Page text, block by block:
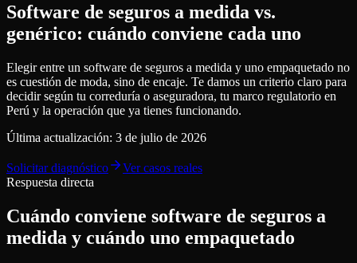
Software de seguros a medida vs.
genérico: cuándo conviene cada uno
Elegir entre un software de seguros a medida y uno empaquetado no
es cuestión de moda, sino de encaje. Te damos un criterio claro para
decidir según tu correduría o aseguradora, tu marco regulatorio en
Perú y la operación que ya tienes funcionando.
Última actualización: 3 de julio de 2026
Solicitar diagnóstico
Ver casos reales
Respuesta directa
Cuándo conviene software de seguros a
medida y cuándo uno empaquetado